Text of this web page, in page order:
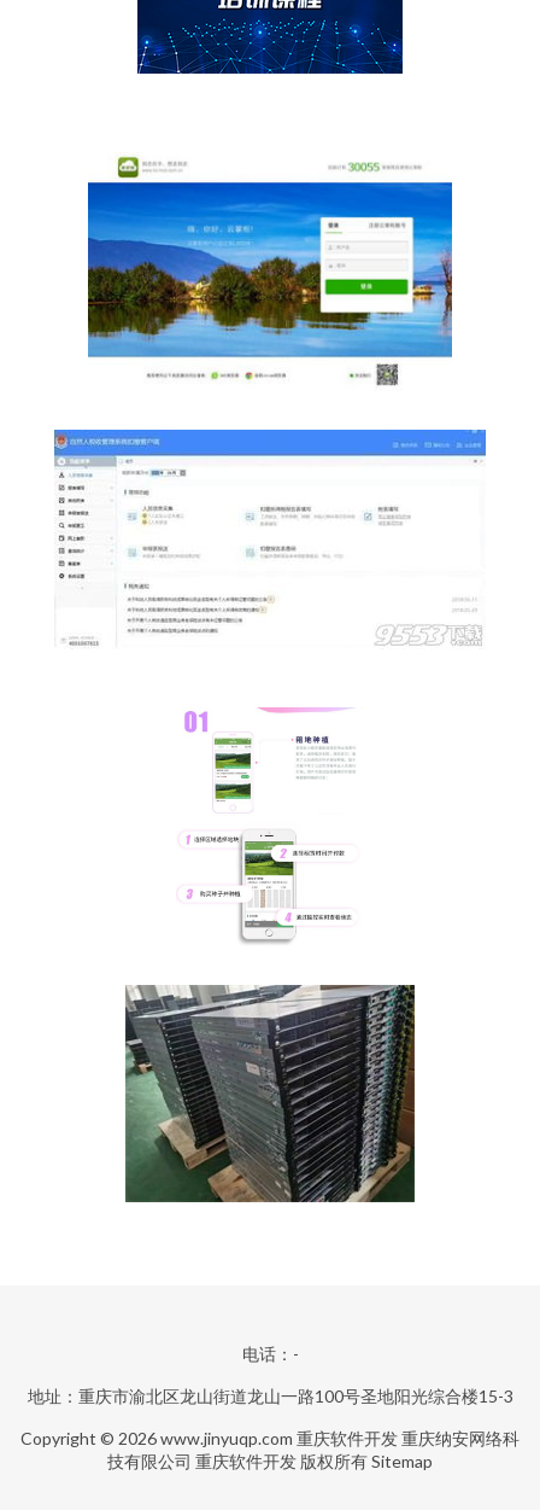
电话：-
地址：重庆市渝北区龙山街道龙山一路100号圣地阳光综合楼15-3
Copyright © 2026www.jinyuqp.com 重庆软件开发重庆纳安网络科
技有限公司 重庆软件开发 版权所有Sitemap